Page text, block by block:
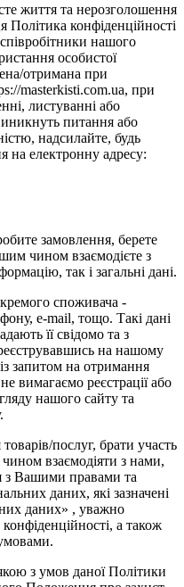
життя та нерозголошення
Політика конфіденційності
нашого
особистої
отримана при
masterkisti.com.ua, при
листуванні або
питання або
надсилайте, будь
на електронну адресу:
замовлення, берете
чином взаємодієте з
так і загальні дані.
споживача -
e-mail, тощо. Такі дані
її свідомо та з
на нашому
запитом на отримання
вимагаємо реєстрації або
нашого сайту та
послуг, брати участь
взаємодіяти з нами,
з Вашими правами та
даних, які зазначені
даних» , уважно
а також
з умов даної Політики